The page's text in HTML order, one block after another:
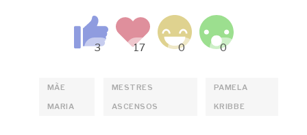
MÃE
MARIA
MESTRES
ASCENSOS
PAMELA
KRIBBE